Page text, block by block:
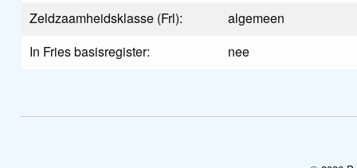
Zeldzaamheidsklasse (Frl):
algemeen
In Fries basisregister:
nee